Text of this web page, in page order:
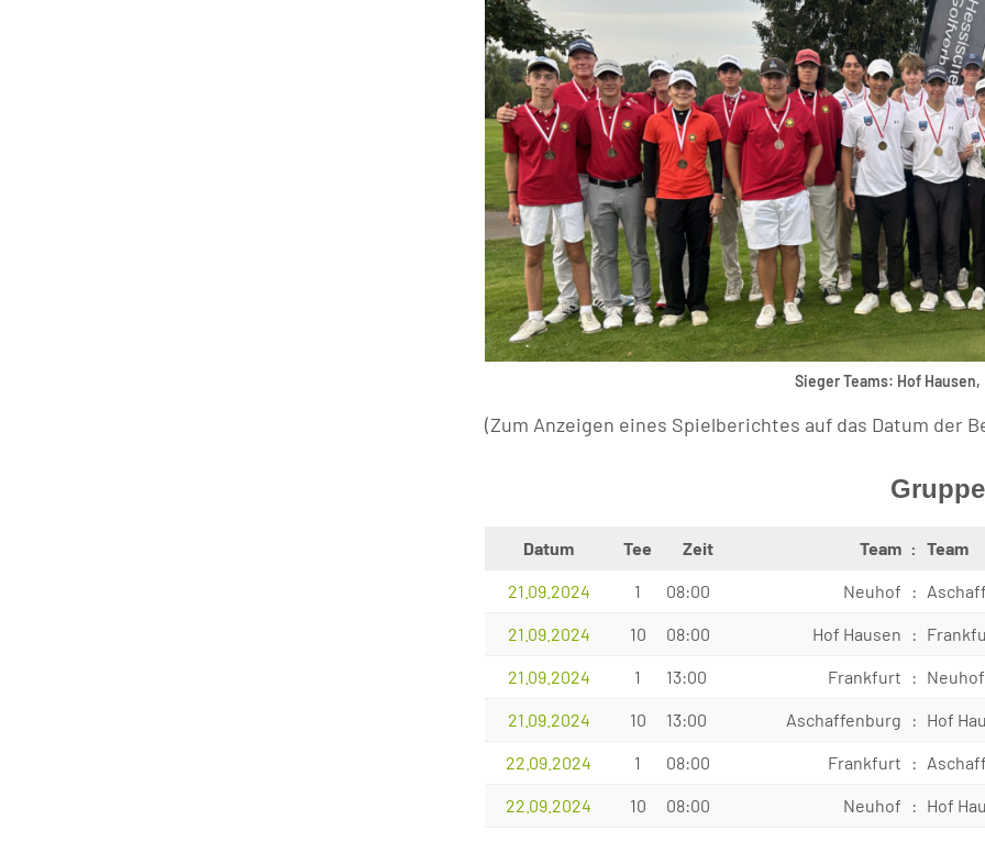
Sieger Teams: Hof
(Zum Anzeigen eines Spielberichtes auf das Datum der
Datum Tee Zeit Team : Team
21.09.2024 1 08:00 Neuhof :
21.09.2024 10 08:00 Hof Hausen :
21.09.2024 1 13:00 Frankfurt : Neuhof
21.09.2024 10 13:00 Aschaffenburg : Hof
22.09.2024 1 08:00 Frankfurt :
22.09.2024 10 08:00 Neuhof : Hof